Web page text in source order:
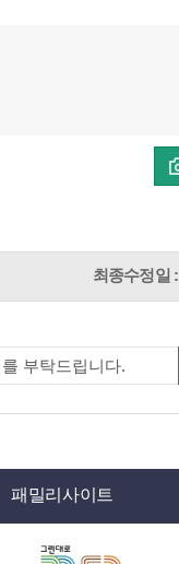
최종수정일 :
패밀리사이트